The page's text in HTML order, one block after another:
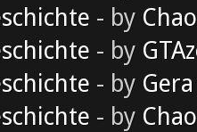
- by
- by
- by Gera
- by